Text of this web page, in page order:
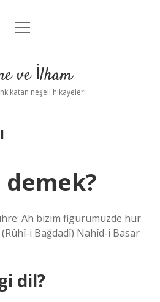
Anasayfa
Uyarı
menüyü
ve İlham
katan neşeli hikayeler!
Ah bizim figürümüzde hür
i Bağdadî) Nahîd-i Basar
dil?